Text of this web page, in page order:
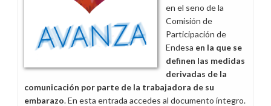
en el seno de la
Comisión de
Participación de
Endesa en la que se
definen las medidas
derivadas de la
comunicación por parte de la trabajadora de su
embarazo. En esta entrada accedes al documento íntegro.